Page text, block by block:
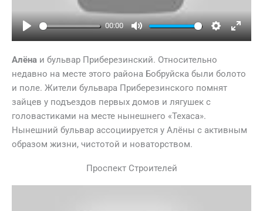
Play
00:00
Mute Settings
Алёна и бульвар Приберезинский. Относительно
недавно на месте этого района Бобруйска были болото
и поле. Жители бульвара Приберезинского помнят
зайцев у подъездов первых домов и лягушек с
головастиками на месте нынешнего «Техаса».
Нынешний бульвар ассоциируется у Алёны с активным
образом жизни, чистотой и новаторством.
Проспект Строителей